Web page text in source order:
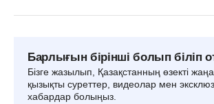
Барлығын бірінші болып біліп
Бізге жазылып, Қазақстанның өзекті
қызықты суреттер, видеолар мен
хабардар болыңыз.